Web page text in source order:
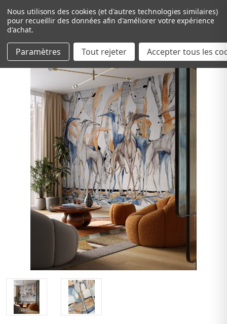
Passer au contenu principal
Nous utilisons des cookies (et d'autres technologies similaires)
pour recueillir des données afin d'améliorer votre expérience
d'achat.
Paramètres Tout rejeter Accepter tous les